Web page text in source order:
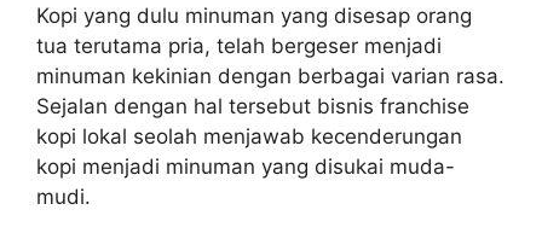
Kopi yang dulu minuman yang disesap orang
tua terutama pria, telah bergeser menjadi
minuman kekinian dengan berbagai varian rasa.
Sejalan dengan hal tersebut bisnis franchise
kopi lokal seolah menjawab kecenderungan
kopi menjadi minuman yang disukai muda-
mudi.